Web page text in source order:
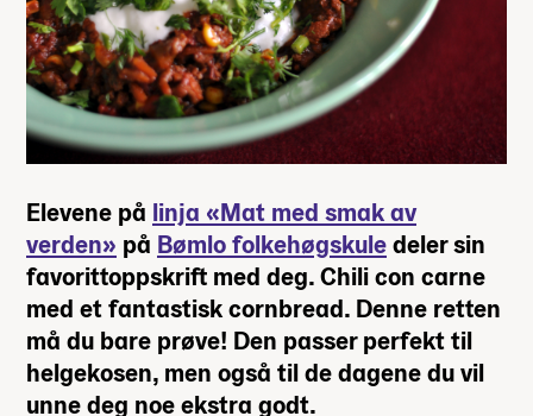
Elevene på linja «Mat med smak av
verden» på Bømlo folkehøgskuledeler sin
favorittoppskrift med deg. Chili con carne
med et fantastisk cornbread. Denne retten
må du bare prøve! Den passer perfekt til
helgekosen, men også til de dagene du vil
unne deg noe ekstra godt.